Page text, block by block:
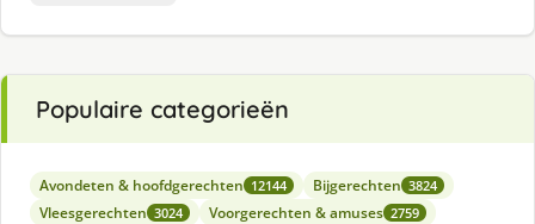
Populaire categorieën
Avondeten & hoofdgerechten 12144 Bijgerechten 3824
Vleesgerechten 3024 Voorgerechten & amuses 2759